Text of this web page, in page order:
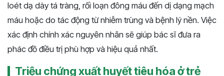
loét dạ dày tá tràng, rối loạn đông máu đến dị dạng mạch
máu hoặc do tác động từ nhiễm trùng và bệnh lý nền. Việc
xác định chính xác nguyên nhân sẽ giúp bác sĩ đưa ra
phác đồ điều trị phù hợp và hiệu quả nhất.
Triệu chứng xuất huyết tiêu hóa ở trẻ